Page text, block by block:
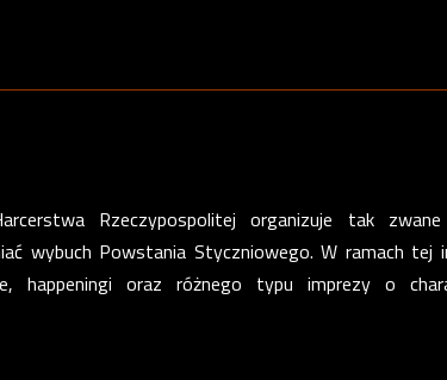
Rzeczypospolitej organizuje tak
wybuch Powstania Styczniowego. W ramach tej
happeningi oraz różnego typu imprezy o